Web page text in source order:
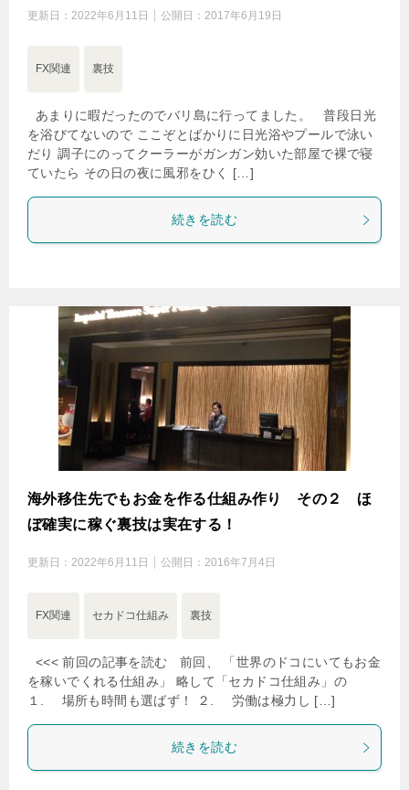
更新日： 2022年6月11日 公開日： 2017年6月19日
FX関連 裏技
あまりに暇だったのでバリ島に行ってました。 普段日光
を浴びてないので ここぞとばかりに日光浴やプールで泳い
だり 調子にのってクーラーがガンガン効いた部屋で裸で寝
ていたら その日の夜に風邪をひく […]
続きを読む
海外移住先でもお金を作る仕組み作り その２ ほ
ぼ確実に稼ぐ裏技は実在する！
更新日： 2022年6月11日 公開日： 2016年7月4日
FX関連 セカドコ仕組み 裏技
<<< 前回の記事を読む 前回、 「世界のドコにいてもお金
を稼いでくれる仕組み」 略して「セカドコ仕組み」の
１. 場所も時間も選ばず！ ２. 労働は極力し […]
続きを読む